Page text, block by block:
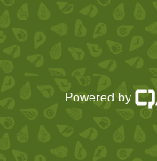
Powered by